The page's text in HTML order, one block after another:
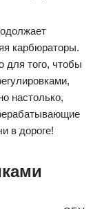
карбюраторы.
для того, чтобы
настолько,
в дороге!